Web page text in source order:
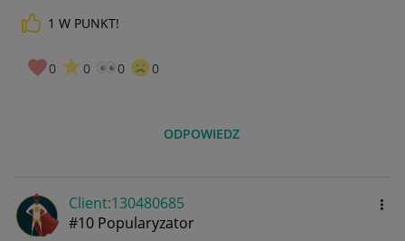
1 W PUNKT!
0 0 0 0
ODPOWIEDZ
Client:130480685
#10 Popularyzator